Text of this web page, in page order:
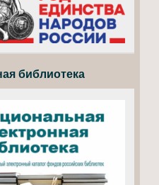
библиотека